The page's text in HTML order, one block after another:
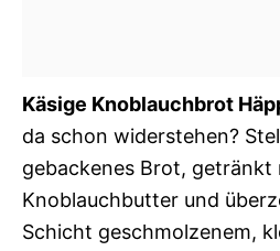
Käsige Knoblauchbrot
da schon widerstehen?
gebackenes Brot,
Knoblauchbutter und
Schicht geschmolzenem,